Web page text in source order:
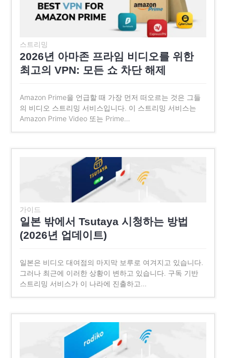
스트리밍
2026년 아마존 프라임 비디오를 위한
최고의 VPN: 모든 쇼 차단 해제
Amazon Prime을 언급할 때 가장 먼저 떠오르는 것은 그들
의 비디오 스트리밍 서비스입니다. 이 스트리밍 서비스는
Amazon Prime Video 또는 Prime…
가이드
일본 밖에서 Tsutaya 시청하는 방법
(2026년 업데이트)
일본은 비디오 대여점의 마지막 보루로 여겨지고 있습니다.
그러나 최근에 이러한 상황이 변하고 있습니다. 구독 기반
스트리밍 서비스가 이 나라에 진출하고…